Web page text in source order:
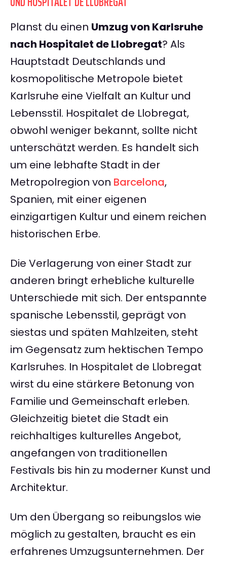
Planst du einen Umzug von Karlsruhe
nach Hospitalet de Llobregat? Als
Hauptstadt Deutschlands und
kosmopolitische Metropole bietet
Karlsruhe eine Vielfalt an Kultur und
Lebensstil. Hospitalet de Llobregat,
obwohl weniger bekannt, sollte nicht
unterschätzt werden. Es handelt sich
um eine lebhafte Stadt in der
Metropolregion von Barcelona,
Spanien, mit einer eigenen
einzigartigen Kultur und einem reichen
historischen Erbe.
Die Verlagerung von einer Stadt zur
anderen bringt erhebliche kulturelle
Unterschiede mit sich. Der entspannte
spanische Lebensstil, geprägt von
siestas und späten Mahlzeiten, steht
im Gegensatz zum hektischen Tempo
Karlsruhes. In Hospitalet de Llobregat
wirst du eine stärkere Betonung von
Familie und Gemeinschaft erleben.
Gleichzeitig bietet die Stadt ein
reichhaltiges kulturelles Angebot,
angefangen von traditionellen
Festivals bis hin zu moderner Kunst und
Architektur.
Um den Übergang so reibungslos wie
möglich zu gestalten, braucht es ein
erfahrenes Umzugsunternehmen. Der